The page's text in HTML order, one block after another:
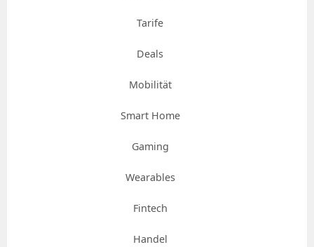
Tarife
Deals
Mobilität
Smart Home
Gaming
Wearables
Fintech
Handel